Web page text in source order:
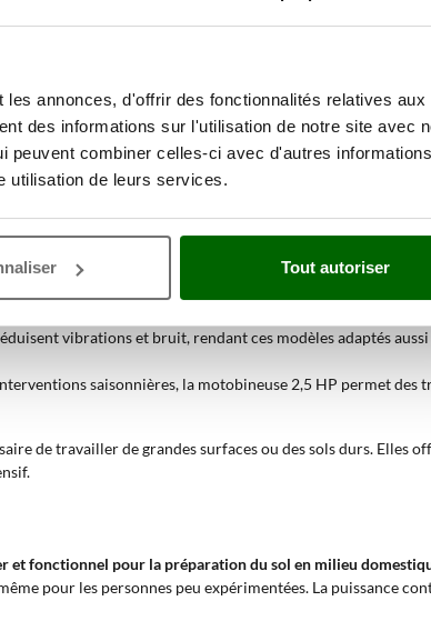
annonces, d'offrir des fonctionnalités relatives aux
des informations sur l'utilisation de notre site avec
peuvent combiner celles-ci avec d'autres
utilisation de leurs services.
Tout autoriser
moteur à essence de 2 à 2,9 chevauxassure des performances
de s’adapter aux espaces étroits entre cultures, tandis que
la couche superficielle du sol, la rendant adaptée au
sol a déjà été ameubli ou labouré, complétant le travail
vibrations et bruit, rendant ces modèles adaptés
saisonnières, la motobineuse 2,5 HP permet des
de travailler de grandes surfaces ou des sols durs. Elles
et fonctionnel pour la préparation du sol en milieu
pour les personnes peu expérimentées. La puissance